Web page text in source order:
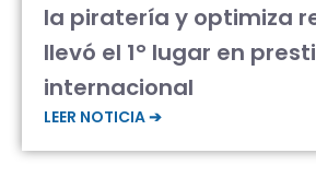
la piratería y optimiza
llevó el 1° lugar en
internacional
LEER NOTICIA ➔